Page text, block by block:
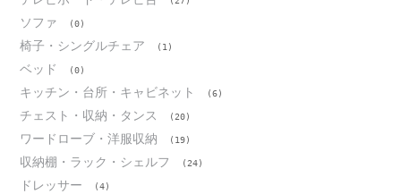
ソファ (0)
椅子・シングルチェア (1)
ベッド (0)
キッチン・台所・キャビネット (6)
チェスト・収納・タンス (20)
ワードローブ・洋服収納 (19)
収納棚・ラック・シェルフ (24)
ドレッサー (4)